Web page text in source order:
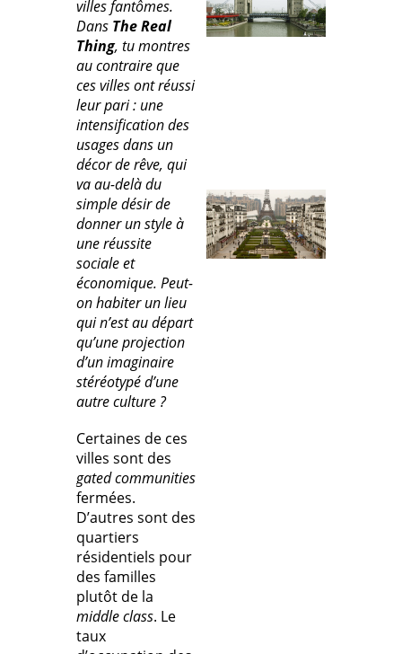
villes fantômes.
Dans The Real
Thing, tu montres
au contraire que
ces villes ont réussi
leur pari : une
intensification des
usages dans un
décor de rêve, qui
va au-delà du
simple désir de
donner un style à
une réussite
sociale et
économique. Peut-
on habiter un lieu
qui n’est au départ
qu’une projection
d’un imaginaire
stéréotypé d’une
autre culture ?
Certaines de ces
villes sont des
gated communities
fermées.
D’autres sont des
quartiers
résidentiels pour
des familles
plutôt de la
middle class. Le
taux